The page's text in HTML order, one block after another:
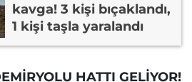
kavga! 3 kişi bıçaklandı,
1 kişi taşla yaralandı
HATTI GELİYOR!